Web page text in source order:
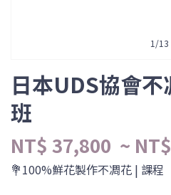
1 /13
日本UDS協會
班​
NT$ 37,800 ~
💐100%鮮花製作不凋花 | 課程